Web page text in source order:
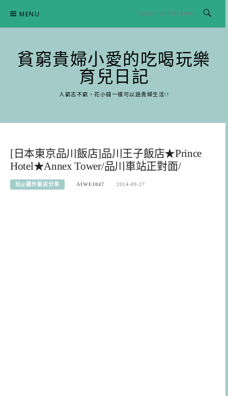
content
MENU
貧窮貴婦小愛的吃喝玩樂
育兒日記
人窮志不窮，花小錢一樣可以過貴婦生活!!
[日本東京品川飯店]品川王子飯店★Prince
Hotel★Annex Tower/品川車站正對面/
玩@國外飯店分享 AIWEI047 2014-09-27